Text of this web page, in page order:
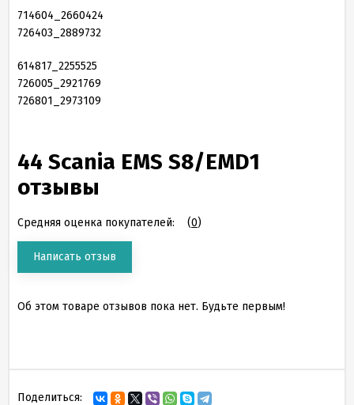
714604_2660424
726403_2889732
614817_2255525
726005_2921769
726801_2973109
44 Scania EMS S8/EMD1
отзывы
Средняя оценка покупателей: (0)
Написать отзыв
Об этом товаре отзывов пока нет. Будьте первым!
Поделиться: